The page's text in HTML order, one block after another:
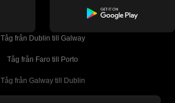
Tåg från Dublin till Galway
Tåg från Faro till Porto
Tåg från Galway till Dublin